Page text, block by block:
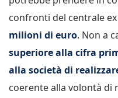
confronti del centrale
milioni di euro. Non a
superiore alla cifra
alla società di
coerente alla volontà di